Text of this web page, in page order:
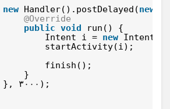
new Handler().postDelayed(new
@Override
public void
run() {
Intent i = new
startActivity(i);
finish();
}
}, ۳۰۰۰);